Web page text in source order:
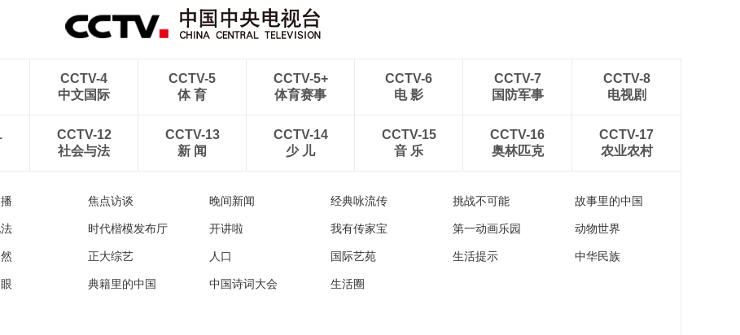
CCTV-4
中文国际
CCTV-5
体 育
CCTV-5+
体育赛事
CCTV-6
电 影
CCTV-7
国防军事
CCTV-8
电视剧
CCTV-12
社会与法
CCTV-13
新 闻
CCTV-14
少 儿
CCTV-15
音 乐
CCTV-16
奥林匹克
CCTV-17
农业农村
焦点访谈 晚间新闻 经典咏流传 挑战不可能 故事里的中国
时代楷模发布厅 开讲啦 我有传家宝 第一动画乐园 动物世界
正大综艺 人口 国际艺苑 生活提示 中华民族
典籍里的中国 中国诗词大会 生活圈